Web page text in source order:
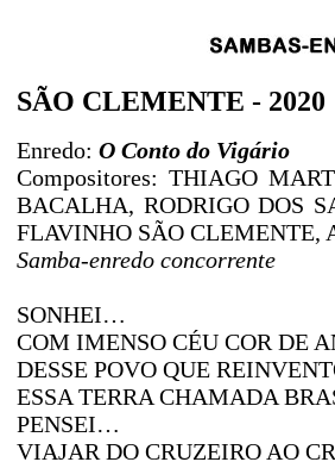
SÃO CLEMENTE - 2020
Enredo: O Conto do Vigário
Compositores: THIAGO
BACALHA, RODRIGO DOS
FLAVINHO SÃO CLEMENTE,
Samba-enredo concorrente
SONHEI…
COM IMENSO CÉU COR DE
DESSE POVO QUE
ESSA TERRA CHAMADA
PENSEI…
VIAJAR DO CRUZEIRO AO